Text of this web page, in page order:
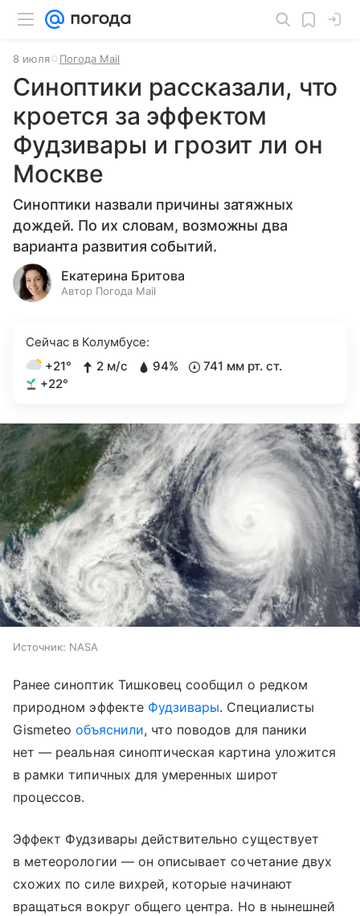
8 июля Погода Mail
Синоптики рассказали, что
кроется за эффектом
Фудзивары и грозит ли он
Москве
Синоптики назвали причины затяжных
дождей. По их словам, возможны два
варианта развития событий.
Екатерина Бритова
Автор Погода Mail
Сейчас в Колумбусе:
+21°
2 м/с 94%
741 мм рт. ст.
+22°
Источник: NASA
Ранее синоптик Тишковец сообщил о редком
природном эффекте Фудзивары. Специалисты
Gismeteoобъяснили, что поводов для паники
нет — реальная синоптическая картина уложится
в рамки типичных для умеренных широт
процессов.
Эффект Фудзивары действительно существует
в метеорологии — он описывает сочетание двух
схожих по силе вихрей, которые начинают
вращаться вокруг общего центра. Но в нынешней